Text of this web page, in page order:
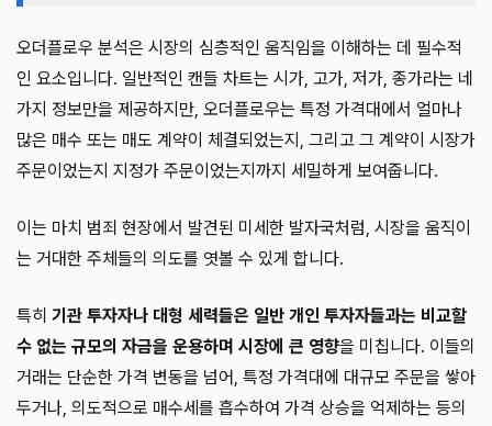
오더플로우 분석은 시장의 심층적인 움직임을 이해하는 데 필수적
인 요소입니다. 일반적인 캔들 차트는 시가, 고가, 저가, 종가라는 네
가지 정보만을 제공하지만, 오더플로우는 특정 가격대에서 얼마나
많은 매수 또는 매도 계약이 체결되었는지, 그리고 그 계약이 시장가
주문이었는지 지정가 주문이었는지까지 세밀하게 보여줍니다.
이는 마치 범죄 현장에서 발견된 미세한 발자국처럼, 시장을 움직이
는 거대한 주체들의 의도를 엿볼 수 있게 합니다.
특히 기관 투자자나 대형 세력들은 일반 개인 투자자들과는 비교할
수 없는 규모의 자금을 운용하며 시장에 큰 영향을 미칩니다. 이들의
거래는 단순한 가격 변동을 넘어, 특정 가격대에 대규모 주문을 쌓아
두거나, 의도적으로 매수세를 흡수하여 가격 상승을 억제하는 등의